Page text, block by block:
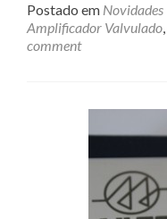
Postado em Novidades
Amplificador Valvulado,
comment